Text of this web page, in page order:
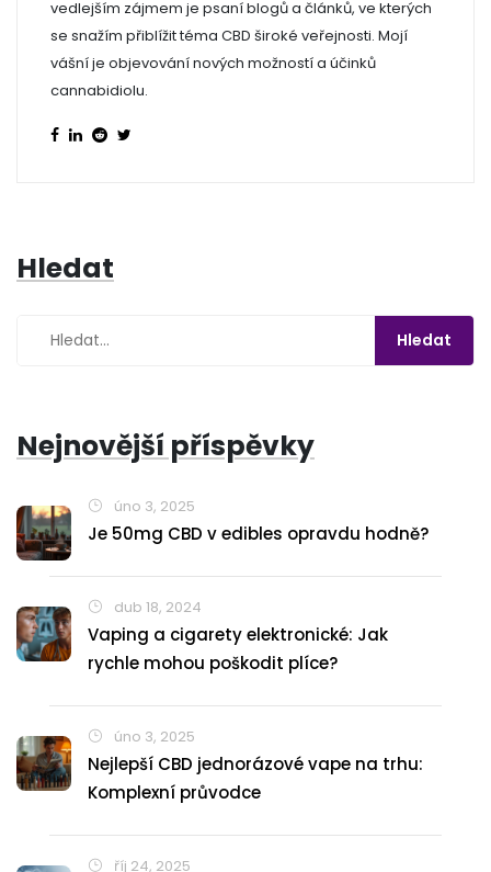
vedlejším zájmem je psaní blogů a článků, ve kterých
se snažím přiblížit téma CBD široké veřejnosti. Mojí
vášní je objevování nových možností a účinků
cannabidiolu.
Hledat
Nejnovější příspěvky
úno 3, 2025
Je 50mg CBD v edibles opravdu hodně?
dub 18, 2024
Vaping a cigarety elektronické: Jak
rychle mohou poškodit plíce?
úno 3, 2025
Nejlepší CBD jednorázové vape na trhu:
Komplexní průvodce
říj 24, 2025